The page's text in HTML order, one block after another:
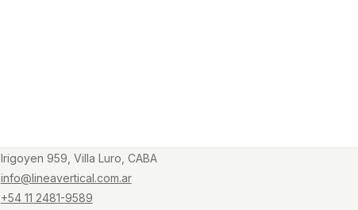
Irigoyen 959, Villa Luro, CABA
info@lineavertical.com.ar
+54 11 2481-9589